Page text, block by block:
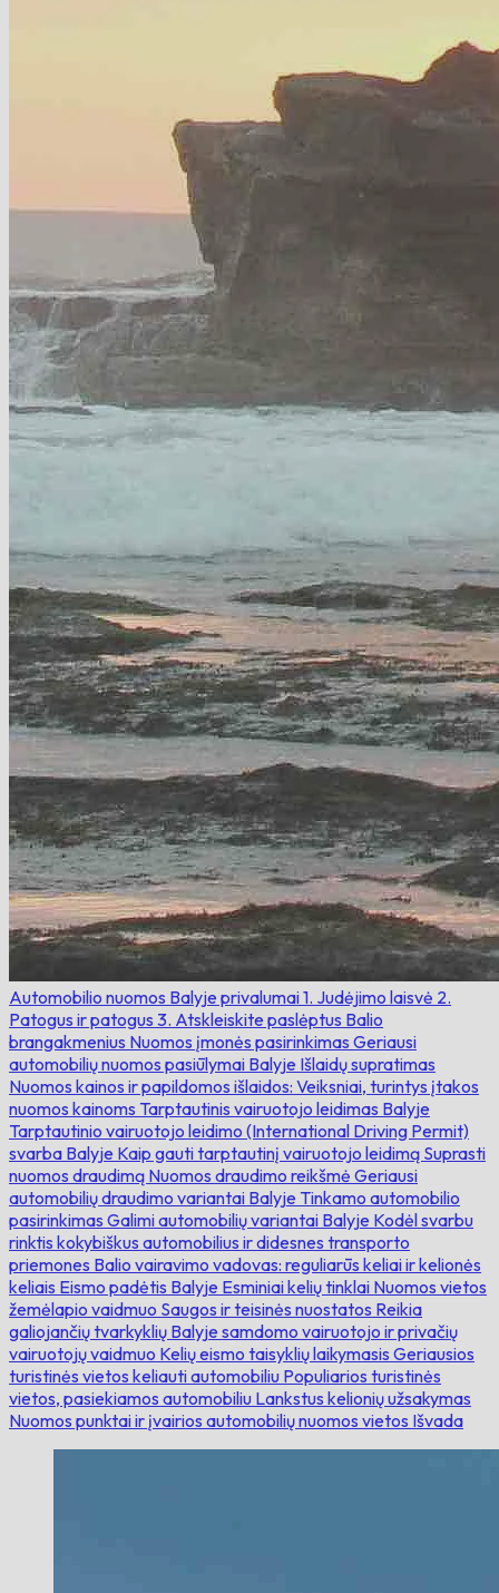
Automobilio nuomos Balyje privalumai1. Judėjimo laisvė 2.
Patogus ir patogus 3. Atskleiskite paslėptus Balio
brangakmenius Nuomos įmonės pasirinkimas Geriausi
automobilių nuomos pasiūlymai Balyje Išlaidų supratimas
Nuomos kainos ir papildomos išlaidos: Veiksniai, turintys įtakos
nuomos kainoms Tarptautinis vairuotojo leidimas Balyje
Tarptautinio vairuotojo leidimo (International Driving Permit)
svarba Balyje Kaip gauti tarptautinį vairuotojo leidimą Suprasti
nuomos draudimą Nuomos draudimo reikšmė Geriausi
automobilių draudimo variantai Balyje Tinkamo automobilio
pasirinkimas Galimi automobilių variantai Balyje Kodėl svarbu
rinktis kokybiškus automobilius ir didesnes transporto
priemones Balio vairavimo vadovas: reguliarūs keliai ir kelionės
keliais Eismo padėtis Balyje Esminiai kelių tinklai Nuomos vietos
žemėlapio vaidmuo Saugos ir teisinės nuostatos Reikia
galiojančių tvarkyklių Balyje samdomo vairuotojo ir privačių
vairuotojų vaidmuo Kelių eismo taisyklių laikymasis Geriausios
turistinės vietos keliauti automobiliu Populiarios turistinės
vietos, pasiekiamos automobiliu Lankstus kelionių užsakymas
Nuomos punktai ir įvairios automobilių nuomos vietos Išvada